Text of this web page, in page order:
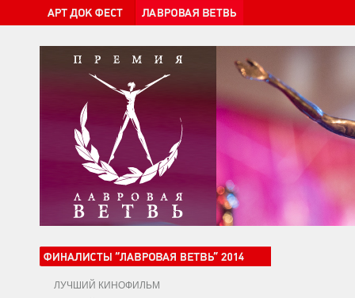
ЛУЧШИЙ КИНОФИЛЬМ